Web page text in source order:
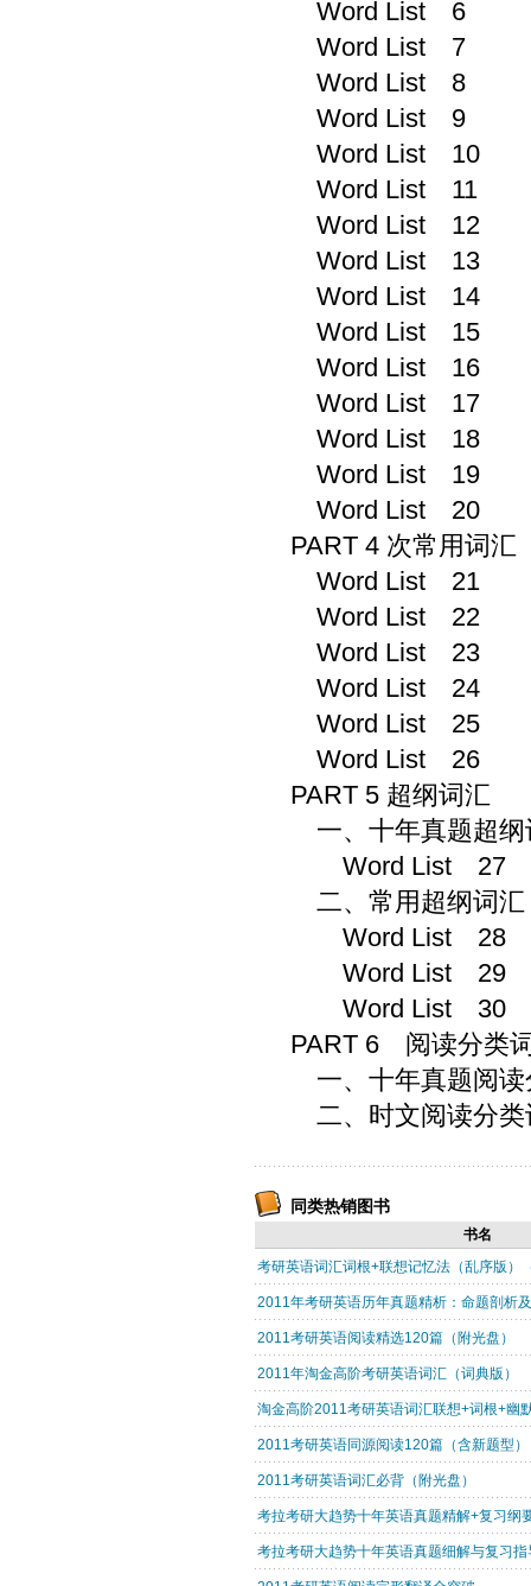
Word List 6
Word List 7
Word List 8
Word List 9
Word List 10
Word List 11
Word List 12
Word List 13
Word List 14
Word List 15
Word List 16
Word List 17
Word List 18
Word List 19
Word List 20
PART 4 次常用词汇
Word List 21
Word List 22
Word List 23
Word List 24
Word List 25
Word List 26
PART 5 超纲词汇
一、十年真题超纲
Word List 27
二、常用超纲词汇
Word List 28
Word List 29
Word List 30
PART 6 阅读分类
一、十年真题阅读
二、时文阅读分类
同类热销图书
书名
考研英语词汇词根+联想记忆法（乱序版
2011年考研英语历年真题精析：命题剖析
2011考研英语阅读精选120篇（附光盘）
2011年淘金高阶考研英语词汇（词典版）
淘金高阶2011考研英语词汇联想+词根+幽
2011考研英语同源阅读120篇（含新题型
2011考研英语词汇必背（附光盘）
考拉考研大趋势十年英语真题精解+复习纲
考拉考研大趋势十年英语真题细解与复习